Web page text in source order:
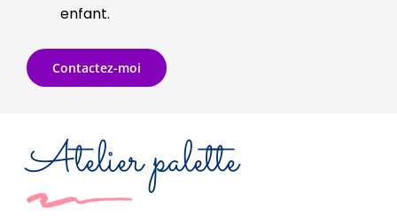
enfant.
Contactez-moi
Atelier palette